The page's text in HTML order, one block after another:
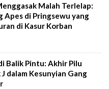
Malah Terlelap:
Apes di Pringsewu yang
di Kasur Korban
Balik Pintu: Akhir Pilu
J dalam Kesunyian Gang